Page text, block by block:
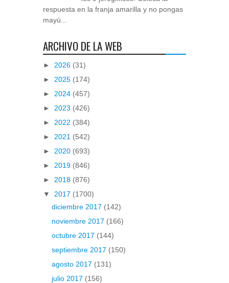
respuesta en la franja amarilla y no pongas
mayú...
ARCHIVO DE LA WEB
► 2026 (31)
► 2025 (174)
► 2024 (457)
► 2023 (426)
► 2022 (384)
► 2021 (542)
► 2020 (693)
► 2019 (846)
► 2018 (876)
▼ 2017 (1700)
diciembre 2017 (142)
noviembre 2017 (166)
octubre 2017 (144)
septiembre 2017 (150)
agosto 2017 (131)
julio 2017 (156)